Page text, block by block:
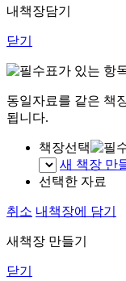
내책장담기
닫기
표가 있는 항
동일자료를 같은 책
됩니다.
책장선택
새 책장 만
선택한 자료
취소 내책장에 담기
새책장 만들기
닫기